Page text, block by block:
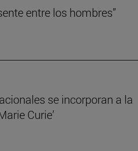
entre los hombres”
se incorporan a la
Curie’